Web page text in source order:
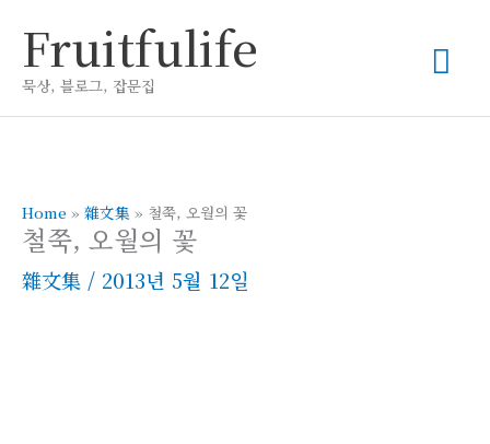
로
Fruitfulife
묵상, 블로그, 잡문집
메
인
Home » 雜文集 » 철쭉, 오월의 꽃
철쭉, 오월의 꽃
雜文集 / 2013년 5월 12일